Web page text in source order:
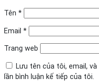
Tên *
Email *
Trang web
Lưu tên của tôi, email,
lần bình luận kế tiếp của tôi.